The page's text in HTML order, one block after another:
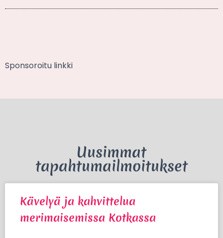
Sponsoroitu linkki
Uusimmat
tapahtumailmoitukset
Kävelyä ja kahvittelua
merimaisemissa Kotkassa